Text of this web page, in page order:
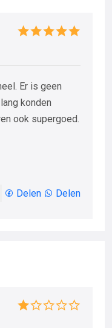
Er is geen
konden
ook supergoed.
Delen Delen